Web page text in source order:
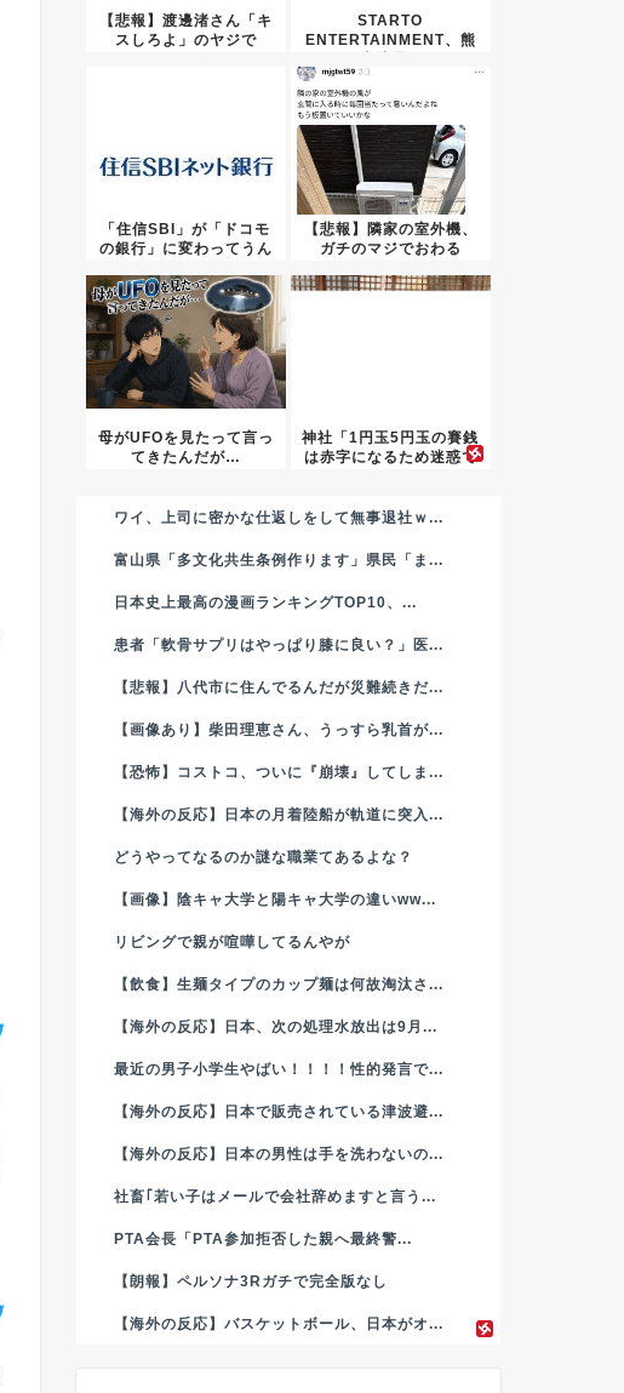
【悲報】渡邊渚さん「キ
スしろよ」のヤジで
STARTO
ENTERTAINMENT、熊
「住信SBI」が「ドコモ
の銀行」に変わってうん
【悲報】隣家の室外機、
ガチのマジでおわる
母がUFOを見たって言っ
てきたんだが…
神社「1円玉5円玉の賽銭
は赤字になるため迷惑で
ワイ、上司に密かな仕返しをして無事退社ｗ...
富山県「多文化共生条例作ります」県民「ま...
日本史上最高の漫画ランキングTOP10、...
患者「軟骨サプリはやっぱり膝に良い？」医...
【悲報】八代市に住んでるんだが災難続きだ...
【画像あり】柴田理恵さん、うっすら乳首が...
【恐怖】コストコ、ついに『崩壊』してしま...
【海外の反応】日本の月着陸船が軌道に突入...
どうやってなるのか謎な職業てあるよな？
【画像】陰キャ大学と陽キャ大学の違いww...
リビングで親が喧嘩してるんやが
【飲食】生麺タイプのカップ麺は何故淘汰さ...
【海外の反応】日本、次の処理水放出は9月...
最近の男子小学生やばい！！！！性的発言で...
【海外の反応】日本で販売されている津波避...
【海外の反応】日本の男性は手を洗わないの...
社畜｢若い子はメールで会社辞めますと言う...
PTA会長「PTA参加拒否した親へ最終警...
【朗報】ペルソナ3Rガチで完全版なし
【海外の反応】バスケットボール、日本がオ...